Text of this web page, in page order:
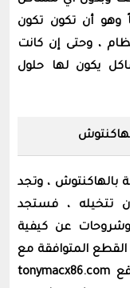
وهو أن تكون تكون
، وحتى إن كانت
يكون لها حلول
، وتجد
تتخيله ، فستجد
وشروحات عن كيفية
القطع المتوافقة مع
الهاكنتوش ،،، الخ ، ومن أشهر هذه المواقع tonymacx86.com